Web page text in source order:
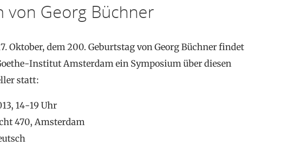
von Georg Büchner
Oktober, dem 200. Geburtstag von Georg Büchner findet
Institut Amsterdam ein Symposium über diesen
statt:
14-19 Uhr
470, Amsterdam